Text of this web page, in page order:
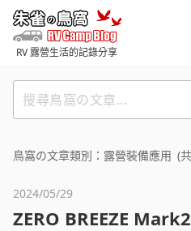
至
內
朱雀
RV 露營生活的記錄分享
搜
尋
窩
文
鳥窩の文章類別：露營裝備應用 (共
2024/05/29
ZERO BREEZE